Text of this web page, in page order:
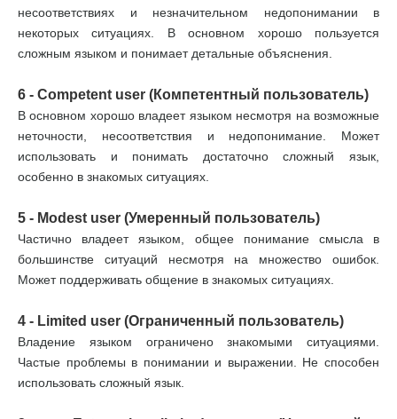
несоответствиях и незначительном недопонимании в
некоторых ситуациях. В основном хорошо пользуется
сложным языком и понимает детальные объяснения.
6 - Competent user (Компетентный пользователь)
В основном хорошо владеет языком несмотря на возможные
неточности, несоответствия и недопонимание. Может
использовать и понимать достаточно сложный язык,
особенно в знакомых ситуациях.
5 - Modest user (Умеренный пользователь)
Частично владеет языком, общее понимание смысла в
большинстве ситуаций несмотря на множество ошибок.
Может поддерживать общение в знакомых ситуациях.
4 - Limited user (Ограниченный пользователь)
Владение языком ограничено знакомыми ситуациями.
Частые проблемы в понимании и выражении. Не способен
использовать сложный язык.